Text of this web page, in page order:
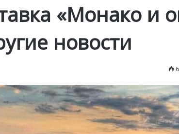
«Монако и
новости